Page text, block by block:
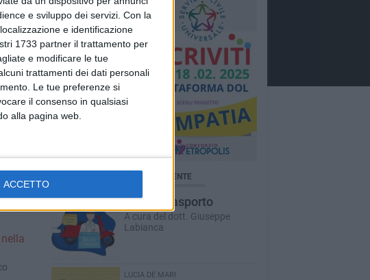
e sviluppo dei servizi. Con la
e identificazione
1733 partner il trattamento per
e modificare le tue
trattamenti dei dati personali
Le tue preferenze si
il consenso in qualsiasi
alla pagina web.
ACCETTO
gioco
a
RUBRICHE AGGIORNATE DI RECENTE
Salute d'asporto
A cura del dott. Giuseppe
Labianca
LUCIA DE MARI